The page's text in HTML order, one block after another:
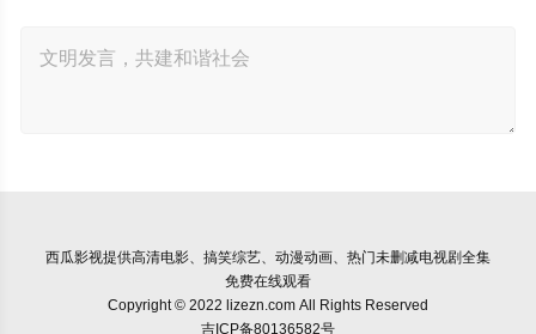
西瓜影视提供高清电影、搞笑综艺、动漫动画、热门未删减电视剧全集
免费在线观看
Copyright © 2022 lizezn.com All Rights Reserved
吉ICP备80136582号